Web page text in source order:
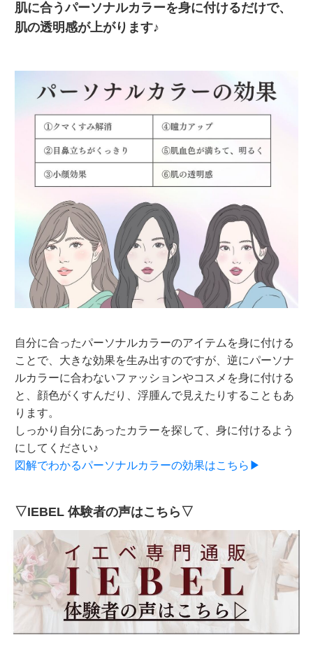
肌に合うパーソナルカラーを身に付けるだけで、
肌の透明感が上がります♪
自分に合ったパーソナルカラーのアイテムを身に付ける
ことで、大きな効果を生み出すのですが、逆にパーソナ
ルカラーに合わないファッションやコスメを身に付ける
と、顔色がくすんだり、浮腫んで見えたりすることもあ
ります。
しっかり自分にあったカラーを探して、身に付けるよう
にしてください♪
図解でわかるパーソナルカラーの効果はこちら▶
▽IEBEL 体験者の声はこちら▽